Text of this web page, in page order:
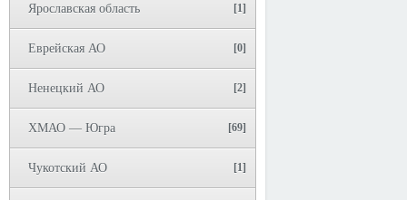
Ярославская область [1]
Еврейская АО [0]
Ненецкий АО [2]
ХМАО — Югра [69]
Чукотский АО [1]